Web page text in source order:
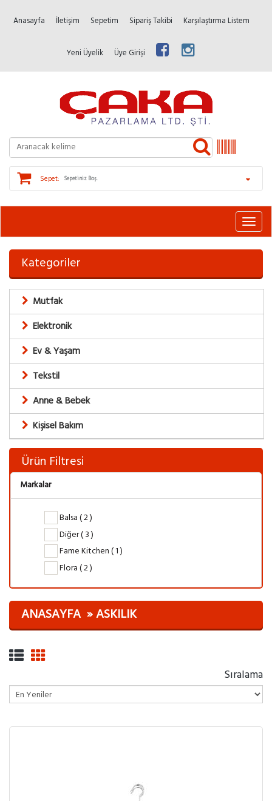
Anasayfa İletişim Sepetim Sipariş Takibi Karşılaştırma Listem
Yeni Üyelik Üye Girişi
Sepet: Sepetiniz Boş.
Kategoriler
Mutfak
Elektronik
Ev & Yaşam
Tekstil
Anne & Bebek
Kişisel Bakım
Ürün Filtresi
Markalar
Balsa ( 2 )
Diğer ( 3 )
Fame Kitchen ( 1 )
Flora ( 2 )
ANASAYFA ASKILIK
Sıralama